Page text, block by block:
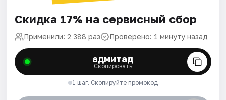
Скидка 17% на сервисный сбор
Применили: 2 388 раз Проверено: 1 минуту назад
адмитад
Скопировать
1 шаг. Скопируйте промокод